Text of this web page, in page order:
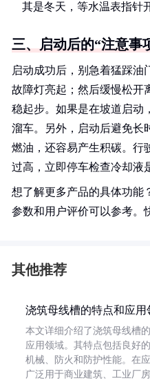
其是冬天，等水温表指针
三、启动后的“注意事
启动成功后，别急着猛踩油
故障灯亮起；然后缓慢松开
稳起步。如果是在坡道启动
溜车。另外，启动后避免长
燃油，还容易产生积碳。行
过高，立即停车检查冷却液
想了解更多产品的具体功能
参数和用户评价可以参考。
其他推荐
浇筑母线槽的特点和应用
本文详细介绍了浇筑母线槽
应用领域。其特点包括良好的
机械、防火和防护性能。在应
广泛用于商业建筑、工业厂